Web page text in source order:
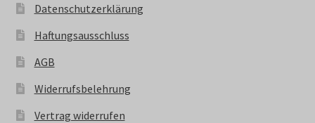
Datenschutzerklärung
Haftungsausschluss
AGB
Widerrufsbelehrung
Vertrag widerrufen